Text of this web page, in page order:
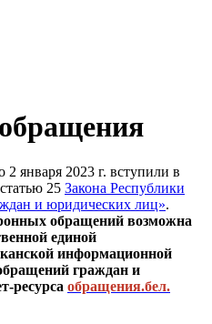
января 2023 г. вступили в
25 Закона Республики
и юридических лиц».
обращений возможна
единой
информационной
граждан и
ресурса обращения.бел.